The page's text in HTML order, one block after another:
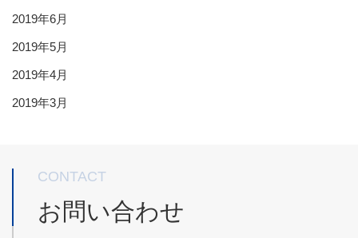
2019年6月
2019年5月
2019年4月
2019年3月
CONTACT
お問い合わせ